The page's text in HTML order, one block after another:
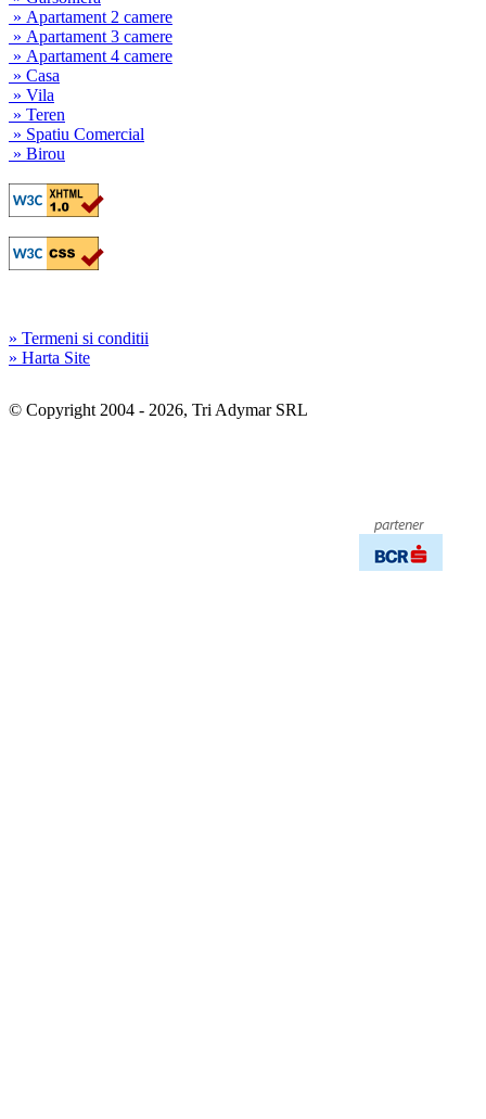
» Apartament 2 camere
» Apartament 3 camere
» Apartament 4 camere
» Casa
» Vila
» Teren
» Spatiu Comercial
» Birou
» Termeni si conditii
» Harta Site
© Copyright 2004 - 2026, Tri Adymar SRL